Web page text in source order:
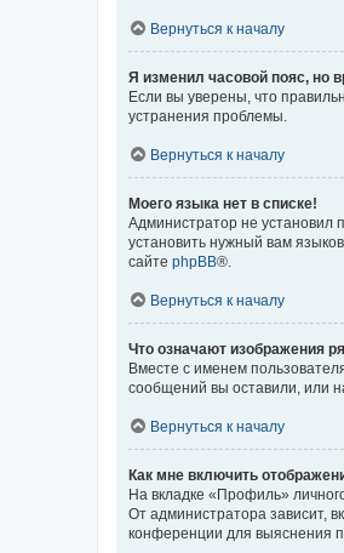
Вернуться к началу
Я изменил часовой пояс, но
Если вы уверены, что
устранения проблемы.
Вернуться к началу
Моего языка нет в списке!
Администратор не установил
установить нужный вам
сайте phpBB®.
Вернуться к началу
Что означают изображения
Вместе с именем
сообщений вы оставили, или
Вернуться к началу
Как мне включить
На вкладке «Профиль»
От администратора зависит,
конференции для выяснения